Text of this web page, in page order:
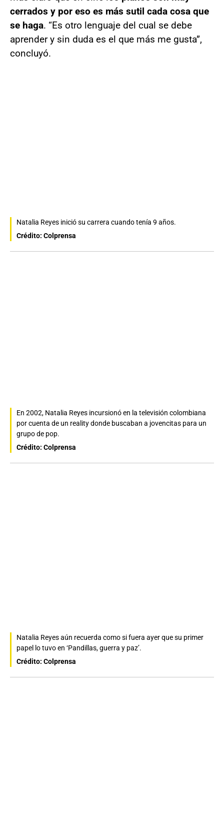
cerrados y por eso es más sutil cada cosa que
se haga. “Es otro lenguaje del cual se debe
aprender y sin duda es el que más me gusta”,
concluyó.
Natalia Reyes inició su carrera cuando tenía 9 años.
Crédito: Colprensa
En 2002, Natalia Reyes incursionó en la televisión colombiana
por cuenta de un reality donde buscaban a jovencitas para un
grupo de pop.
Crédito: Colprensa
Natalia Reyes aún recuerda como si fuera ayer que su primer
papel lo tuvo en ‘Pandillas, guerra y paz’.
Crédito: Colprensa